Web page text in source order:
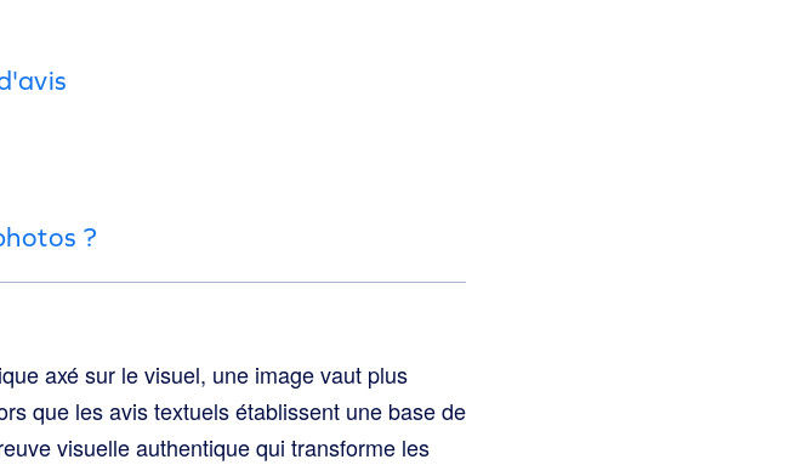
?
axé sur le visuel, une image vaut plus
que les avis textuels établissent une base de
visuelle authentique qui transforme les